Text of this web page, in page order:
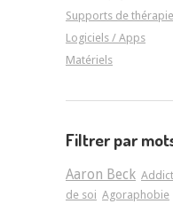
Supports de
Logiciels / Apps
Matériels
Filtrer par
Aaron Beck
de soi Agoraphobie